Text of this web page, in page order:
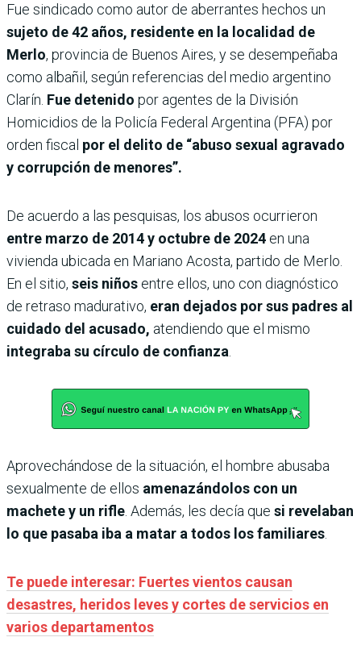
Fue sindicado como autor de aberrantes hechos un
sujeto de 42 años, residente en la localidad de
Merlo, provincia de Buenos Aires, y se desempeñaba
como albañil, según referencias del medio argentino
Clarín. Fue detenido por agentes de la División
Homicidios de la Policía Federal Argentina (PFA) por
orden fiscal por el delito de “abuso sexual agravado
y corrupción de menores”.
De acuerdo a las pesquisas, los abusos ocurrieron
entre marzo de 2014 y octubre de 2024 en una
vivienda ubicada en Mariano Acosta, partido de Merlo.
En el sitio, seis niños entre ellos, uno con diagnóstico
de retraso madurativo, eran dejados por sus padres al
cuidado del acusado, atendiendo que el mismo
integraba su círculo de confianza
Aprovechándose de la situación, el hombre abusaba
sexualmente de ellos amenazándolos con un
machete y un rifle . Además, les decía que si revelaban
lo que pasaba iba a matar a todos los familiares
Te puede interesar: Fuertes vientos causan
desastres, heridos leves y cortes de servicios en
varios departamentos